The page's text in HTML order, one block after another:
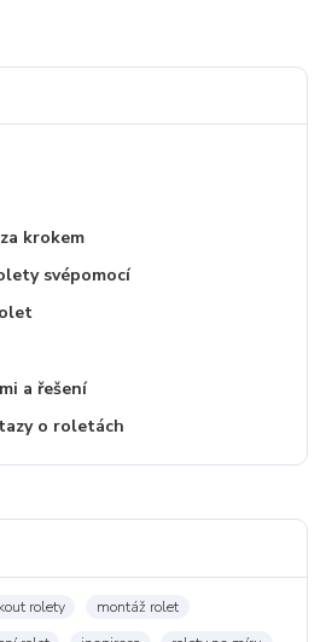
krokem
svépomocí
a řešení
o roletách
rolety
montáž rolet